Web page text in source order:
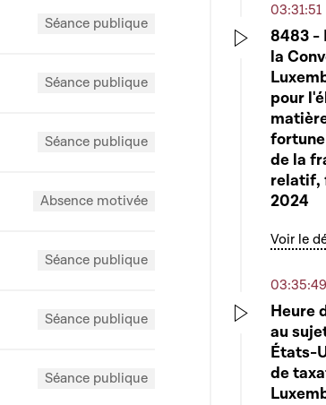
Séance publique
Séance publique
Séance publique
Absence motivée
Séance publique
Séance publique
Séance publique
03:31:51
8483 -
la
pour
de la
relatif,
2024
Voir le
Play
03:35:49
Heure
au
États-
de
Play